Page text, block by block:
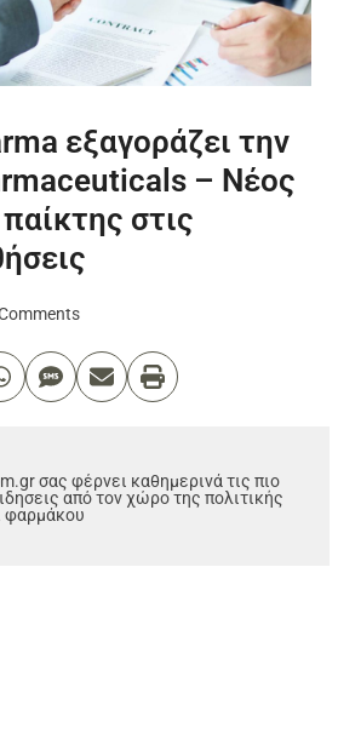
εξαγοράζει την
– Νέος
στις
σας φέρνει καθημερινά τις πιο
από τον χώρο της πολιτικής
φαρμάκου